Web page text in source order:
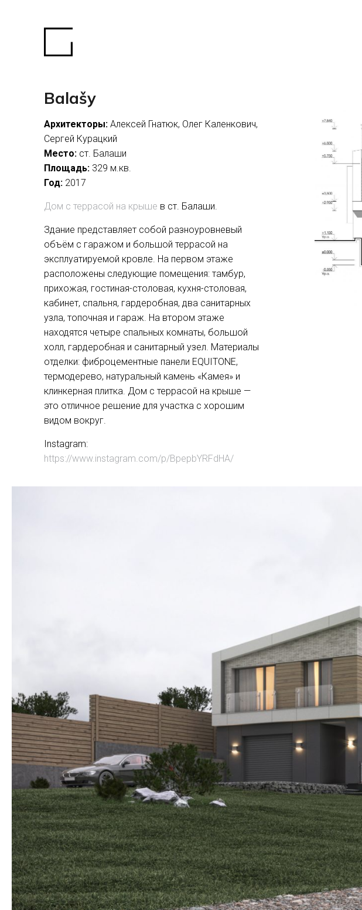
Balašy
Архитекторы: Алексей Гнатюк, Олег Каленкович,
Сергей Курацкий
Место: ст. Балаши
Площадь: 329 м.кв.
Год: 2017
Дом с террасой на крыше в ст. Балаши.
Здание представляет собой разноуровневый
объём с гаражом и большой террасой на
эксплуатируемой кровле. На первом этаже
расположены следующие помещения: тамбур,
прихожая, гостиная-столовая, кухня-столовая,
кабинет, спальня, гардеробная, два санитарных
узла, топочная и гараж. На втором этаже
находятся четыре спальных комнаты, большой
холл, гардеробная и санитарный узел. Материалы
отделки: фиброцементные панели EQUITONE,
термодерево, натуральный камень «Камея» и
клинкерная плитка. Дом с террасой на крыше —
это отличное решение для участка с хорошим
видом вокруг.
Instagram:
https://www.instagram.com/p/BpepbYRFdHA/